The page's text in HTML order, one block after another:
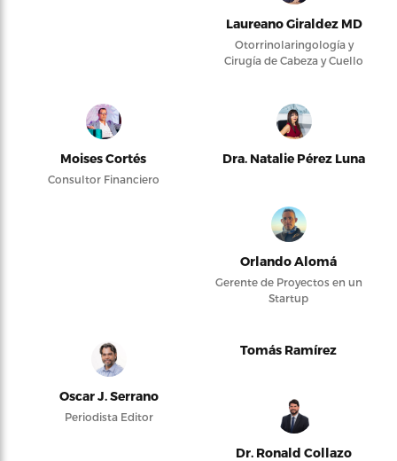
Laureano Giraldez MD
Otorrinolaringología y
Cirugía de Cabeza y Cuello
Moises Cortés
Consultor Financiero
Dra. Natalie Pérez Luna
Orlando Alomá
Gerente de Proyectos en un
Startup
Oscar J. Serrano
Periodista Editor
Tomás Ramírez
Dr. Ronald Collazo